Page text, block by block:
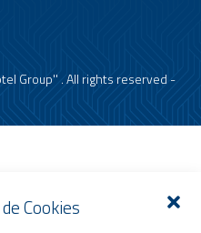
Cookies
Group'' . All rights reserved -